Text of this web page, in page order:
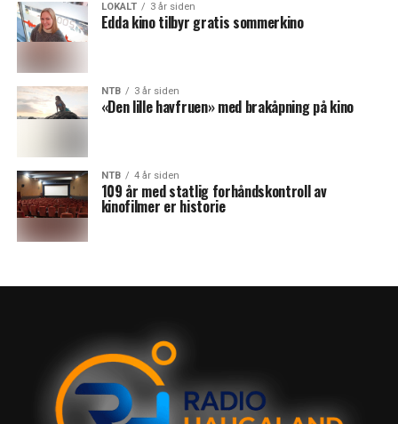
LOKALT 3 år siden
Edda kino tilbyr gratis sommerkino
NTB 3 år siden
«Den lille havfruen» med brakåpning på kino
NTB 4 år siden
109 år med statlig forhåndskontroll av
kinofilmer er historie